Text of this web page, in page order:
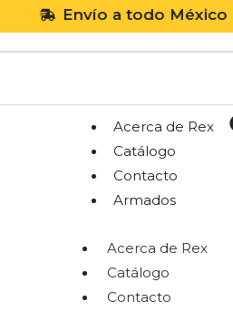
Envío a todo México
Acerca de Rex
Catálogo
Contacto
Armados
Acerca de Rex
Catálogo
Contacto